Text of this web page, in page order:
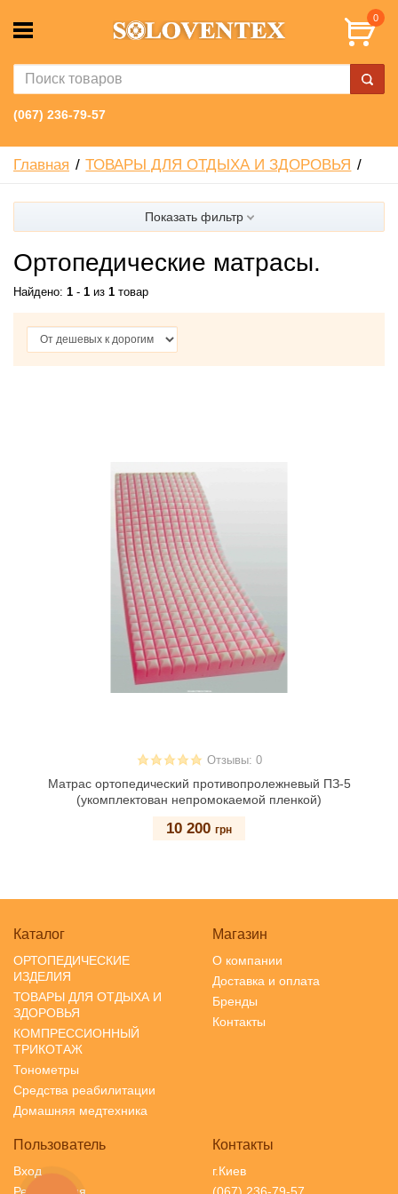
0
(067) 236-79-57
Главная ТОВАРЫ ДЛЯ ОТДЫХА И ЗДОРОВЬЯ
Показать фильтр
Ортопедические матрасы.
Найдено: 1 - 1 из 1 товар
Отзывы: 0
Матрас ортопедический противопролежневый ПЗ-5
(укомплектован непромокаемой пленкой)
10 200 грн
Каталог
ОРТОПЕДИЧЕСКИЕ
ИЗДЕЛИЯ
ТОВАРЫ ДЛЯ ОТДЫХА И
ЗДОРОВЬЯ
КОМПРЕССИОННЫЙ
ТРИКОТАЖ
Тонометры
Средства реабилитации
Домашняя медтехника
Магазин
О компании
Доставка и оплата
Бренды
Контакты
Пользователь
Вход
Контакты
г.Киев